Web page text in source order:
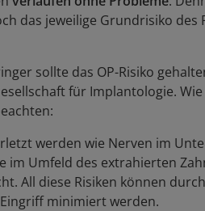
das jeweilige Grundrisiko des
sollte das OP-Risiko
für Implantologie.
werden wie Nerven im
Umfeld des extrahierten
All diese Risiken können durch
minimiert werden.